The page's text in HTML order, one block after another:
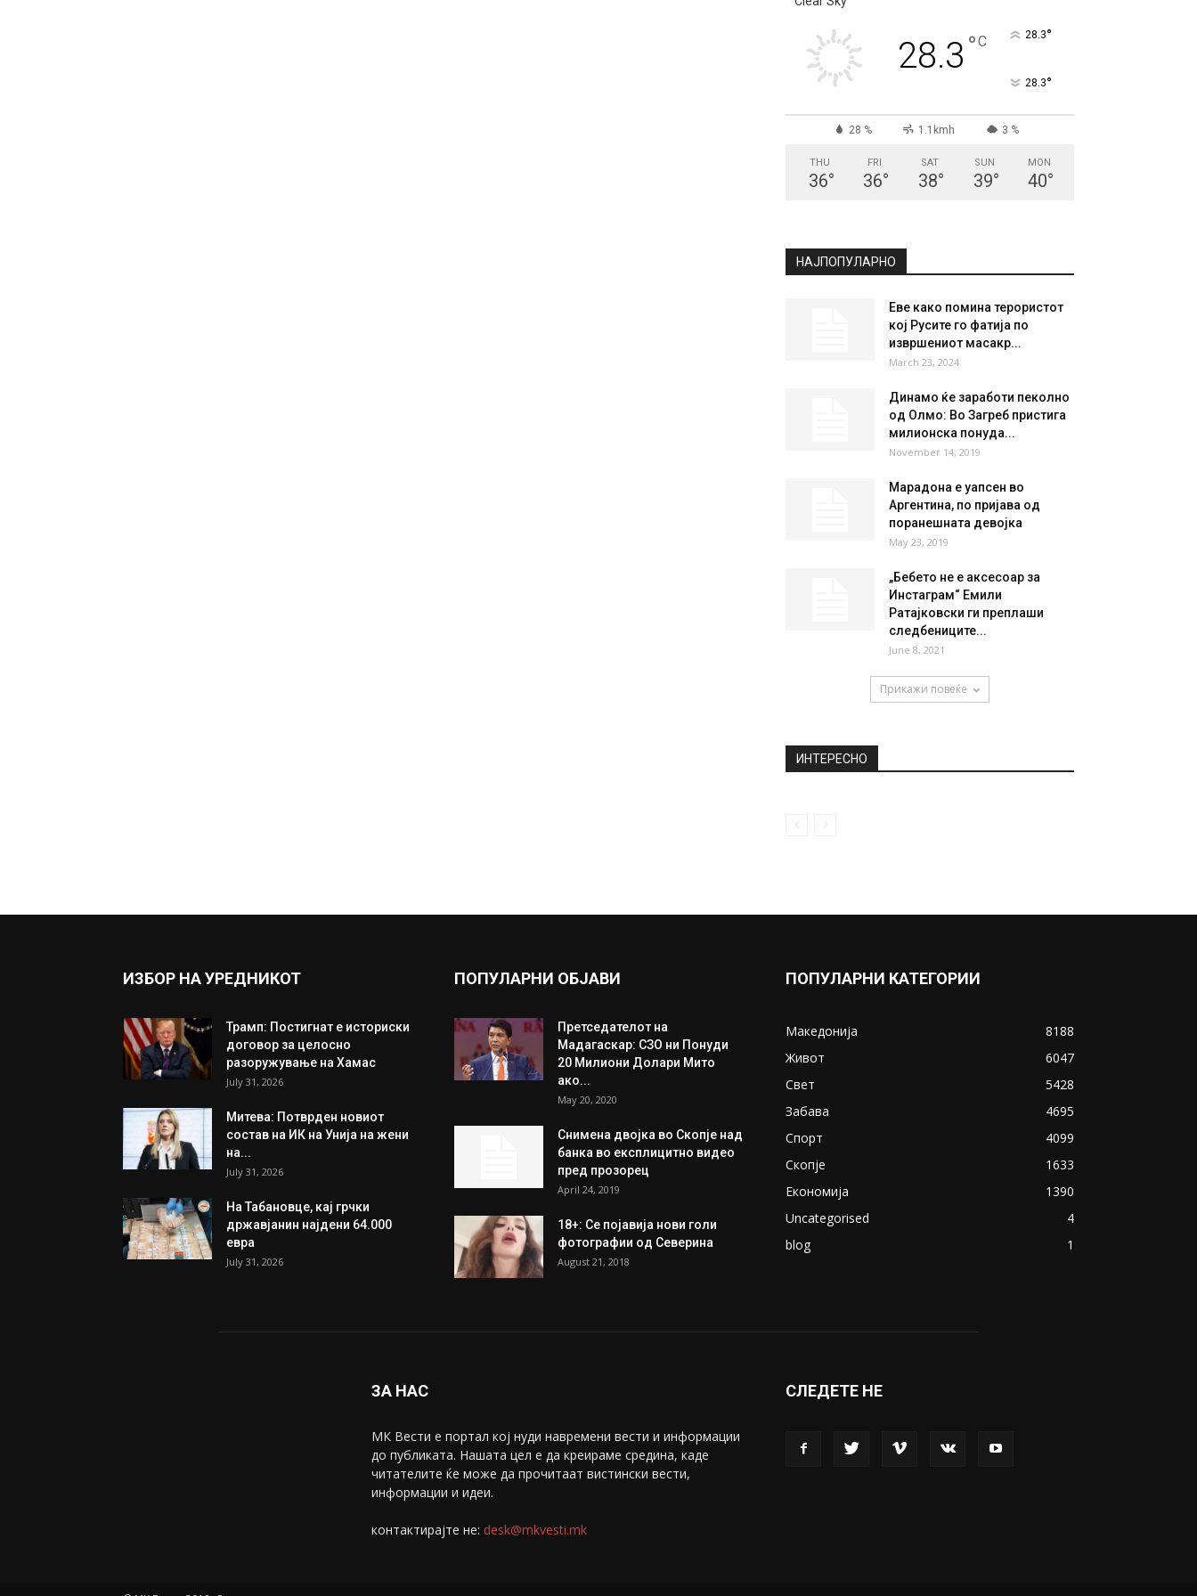
28.3 °C 28.3°
28.3°
28 % 1.1kmh 3 %
THU
36°
FRI
36°
SAT
38°
SUN
39°
MON
40°
НАЈПОПУЛАРНО
Еве како помина терористот
кој Русите го фатија по
извршениот масакр...
March 23, 2024
Динамо ќе заработи пеколно
од Олмо: Во Загреб пристига
милионска понуда...
November 14, 2019
Марадона е уапсен во
Аргентина, по пријава од
поранешната девојка
May 23, 2019
„Бебето не е аксесоар за
Инстаграм“ Емили
Ратајковски ги преплаши
следбениците...
June 8, 2021
Прикажи повеќе
ИНТЕРЕСНО
ИЗБОР НА УРЕДНИКОТ
Трамп: Постигнат е историски
договор за целосно
разоружување на Хамас
July 31, 2026
Митева: Потврден новиот
состав на ИК на Унија на жени
на...
July 31, 2026
На Табановце, кај грчки
државјанин најдени 64.000
евра
July 31, 2026
ПОПУЛАРНИ ОБЈАВИ
Претседателот на
Мадагаскар: СЗО ни Понуди
20 Милиони Долари Мито
ако...
May 20, 2020
Снимена двојка во Скопје над
банка во експлицитно видео
пред прозорец
April 24, 2019
18+: Се појавија нови голи
фотографии од Северина
August 21, 2018
ПОПУЛАРНИ КАТЕГОРИИ
Македонија
8188
Живот
6047
Свет
5428
Забава
4695
Спорт
4099
Скопје
1633
Економија
1390
Uncategorised
4
blog
1
ЗА НАС
МК Вести е портал коj нуди навремени вести и информации
до публиката. Нашата цел е да креираме средина, каде
читателите ќе може да прочитаат вистински вести,
информации и идеи.
контактирајте не: desk@mkvesti.mk
СЛЕДЕТЕ НЕ